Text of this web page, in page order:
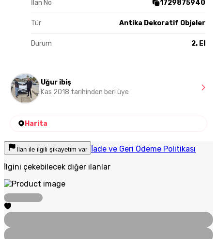
İlan No 1729875940
Tür Antika Dekoratif Objeler
Durum 2. El
Uğur ibiş
Kas 2018 tarihinden beri üye
Harita
İlan ile ilgili şikayetim var İade ve Geri Ödeme Politikası
İlgini çekebilecek diğer ilanlar